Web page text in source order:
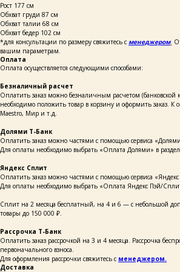
Рост 177 см
Обхват груди 87 см
Обхват талии 68 см
Обхват бедер 102 см
*для консультации по размеру свяжитесь с менеджером.
вашим параметрам.
Оплата
Оплата осуществляется следующими способами:
Безналичный расчет
Оплатить заказ можно безналичным расчетом
необходимо положить товар в корзину и оформить заказ. К
Maestro, Мир и т.д.
Долями Т-Банк
Оплатить заказ можно частями с помощью сервиса
Для оплаты необходимо выбрать «Оплата Долями» в
Яндекс Сплит
Оплатить заказ можно частями с помощью сервиса
Для оплаты необходимо выбрать «Оплата Яндекс Пэй/
Сплит на 2 месяца бесплатный, на 4 и 6 — с небольшой
товары до 150 000 ₽.
Рассрочка Т-Банк
Оплатить заказ рассрочкой на 3 и 4 месяца. Рассрочка
первоначального взноса.
Для оформления рассрочки свяжитесь с менеджером.
Доставка